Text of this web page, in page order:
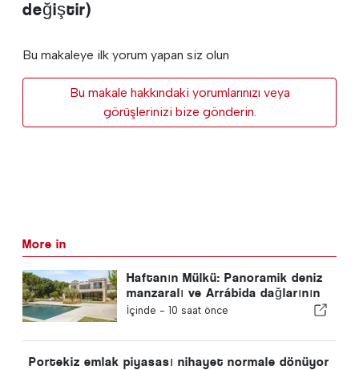
değiştir)
Bu makaleye ilk yorum yapan siz olun
Bu makale hakkındaki yorumlarınızı veya
görüşlerinizi bize gönderin.
More in
Haftanın Mülkü: Panoramik deniz
manzaralı ve Arrábida dağlarının
manzarasına sahip seçkin sahil
İçinde - 10 saat önce
Portekiz emlak piyasası nihayet normale dönüyor